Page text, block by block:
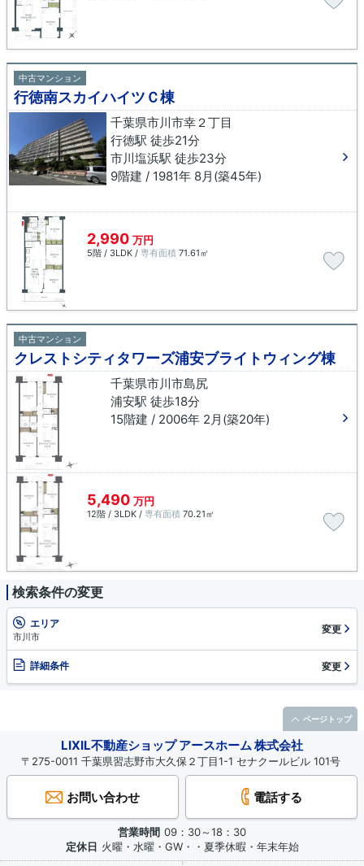
中古マンション
行徳南スカイハイツＣ棟
千葉県市川市幸２丁目
行徳駅 徒歩21分
市川塩浜駅 徒歩23分
9階建 / 1981年 8月(築45年)
2,990 万円
5階 / 3LDK / 専有面積 71.61㎡
中古マンション
クレストシティタワーズ浦安ブライトウィング棟
千葉県市川市島尻
浦安駅 徒歩18分
15階建 / 2006年 2月(築20年)
5,490 万円
12階 / 3LDK / 専有面積 70.21㎡
検索条件の変更
エリア
市川市
変更
詳細条件 変更
LIXIL不動産ショップ アースホーム 株式会社
〒275-0011 千葉県習志野市大久保２丁目1-1 セナクールビル 101号
お問い合わせ 電話する
営業時間 09：30～18：30
定休日 火曜・水曜・GW・・夏季休暇・年末年始
ページトップ